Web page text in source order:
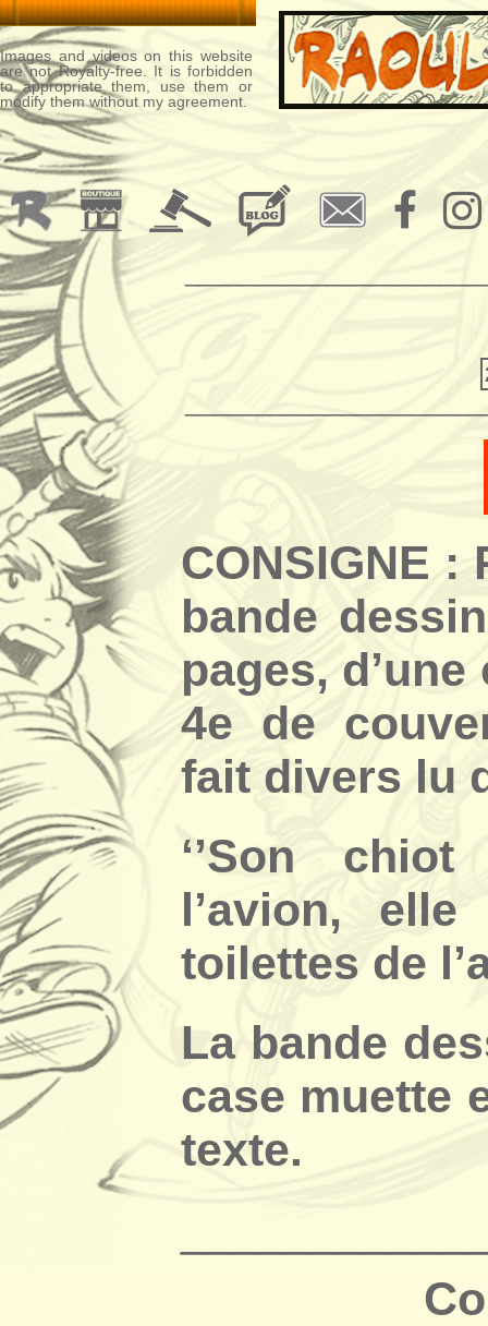
Images and videos on this website
are not Royalty-free. It is forbidden
to appropriate them, use them or
modify them without my agreement.
CONSIGNE :
bande
pages,
4e de
fait divers lu
‘’Son
l’avion,
toilettes de
La bande
case muette
texte.